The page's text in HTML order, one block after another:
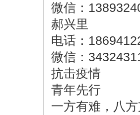
微信：
郝兴里
电话：
微信：
抗击疫情
青年先行
一方有难，八